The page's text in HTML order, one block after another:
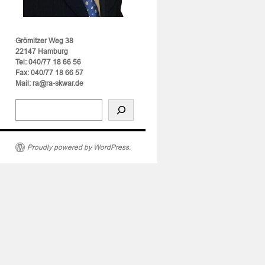
Grömitzer Weg 38
22147 Hamburg
Tel: 040/77 18 66 56
Fax: 040/77 18 66 57
Mail: ra@ra-skwar.de
Proudly powered by WordPress.